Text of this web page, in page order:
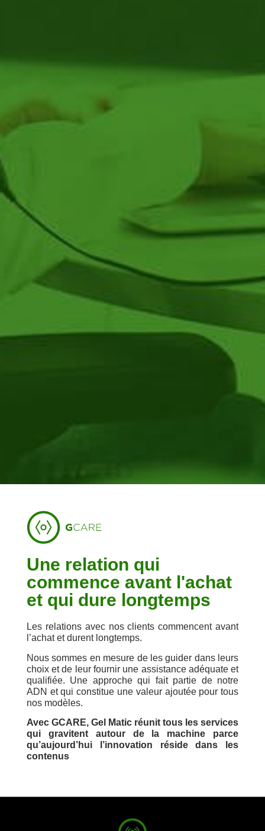
Une relation qui
commence avant l'achat
et qui dure longtemps​
Les relations avec nos clients commencent avant
l’achat et durent longtemps.
Nous sommes en mesure de les guider dans leurs
choix et de leur fournir une assistance adéquate et
qualifiée. Une approche qui fait partie de notre
ADN et qui constitue une valeur ajoutée pour tous
nos modèles.
Avec GCARE, Gel Matic réunit tous les services
qui gravitent autour de la machine parce
qu’aujourd’hui l’innovation réside dans les
contenus